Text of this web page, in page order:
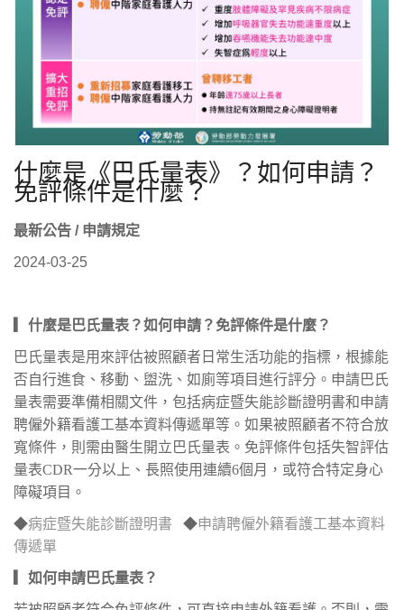
什麼是《巴氏量表》？如何申請？
免評條件是什麼？
最新公告 / 申請規定
2024-03-25
▎什麼是巴氏量表？如何申請？免評條件是什麼？
巴氏量表是用來評估被照顧者日常生活功能的指標，根據能
否自行進食、移動、盥洗、如廁等項目進行評分。申請巴氏
量表需要準備相關文件，包括病症暨失能診斷證明書和申請
聘僱外籍看護工基本資料傳遞單等。如果被照顧者不符合放
寬條件，則需由醫生開立巴氏量表。免評條件包括失智評估
量表CDR一分以上、長照使用連續6個月，或符合特定身心
障礙項目。
◆病症暨失能診斷證明書 ​◆申請聘僱外籍看護工基本資料
傳遞單
▎如何申請巴氏量表？